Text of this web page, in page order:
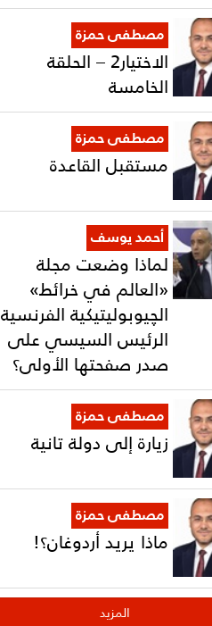
مصطفى حمزة
الاختيار2 – الحلقة
الخامسة
مصطفى حمزة
مستقبل القاعدة
أحمد يوسف
لماذا وضعت مجلة
«العالم في خرائط»
الچيوبوليتيكية الفرنسية
الرئيس السيسي على
صدر صفحتها الأولى؟
مصطفى حمزة
زيارة إلى دولة تانية
مصطفى حمزة
ماذا يريد أردوغان؟!
المزيد